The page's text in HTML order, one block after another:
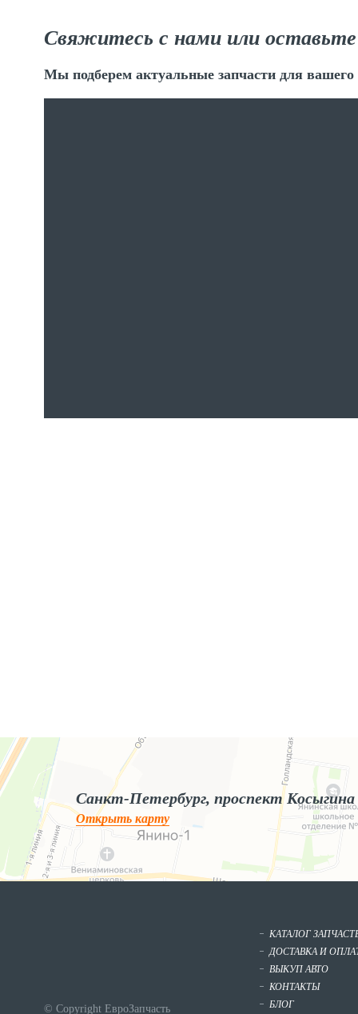
Свяжитесь с нами или оставьте
Мы подберем актуальные запчасти для вашего
Яндекс.Карты
Яндекс.Карты — поиск мест и адресов, городской транспорт
Санкт-Петербург, проспект Косыгина
Открыть карту
© Copyright ЕвроЗапчасть
КАТАЛОГ
ДОСТАВКА И
ВЫКУП АВТО
КОНТАКТЫ
БЛОГ